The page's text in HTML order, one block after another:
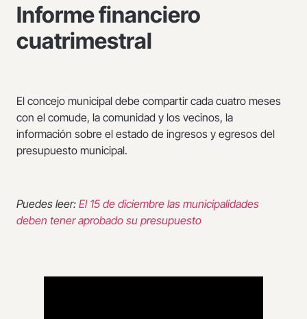
Informe financiero
cuatrimestral
El concejo municipal debe compartir cada cuatro meses
con el comude, la comunidad y los vecinos, la
información sobre el estado de ingresos y egresos del
presupuesto municipal.
Puedes leer: El 15 de diciembre las municipalidades
deben tener aprobado su presupuesto